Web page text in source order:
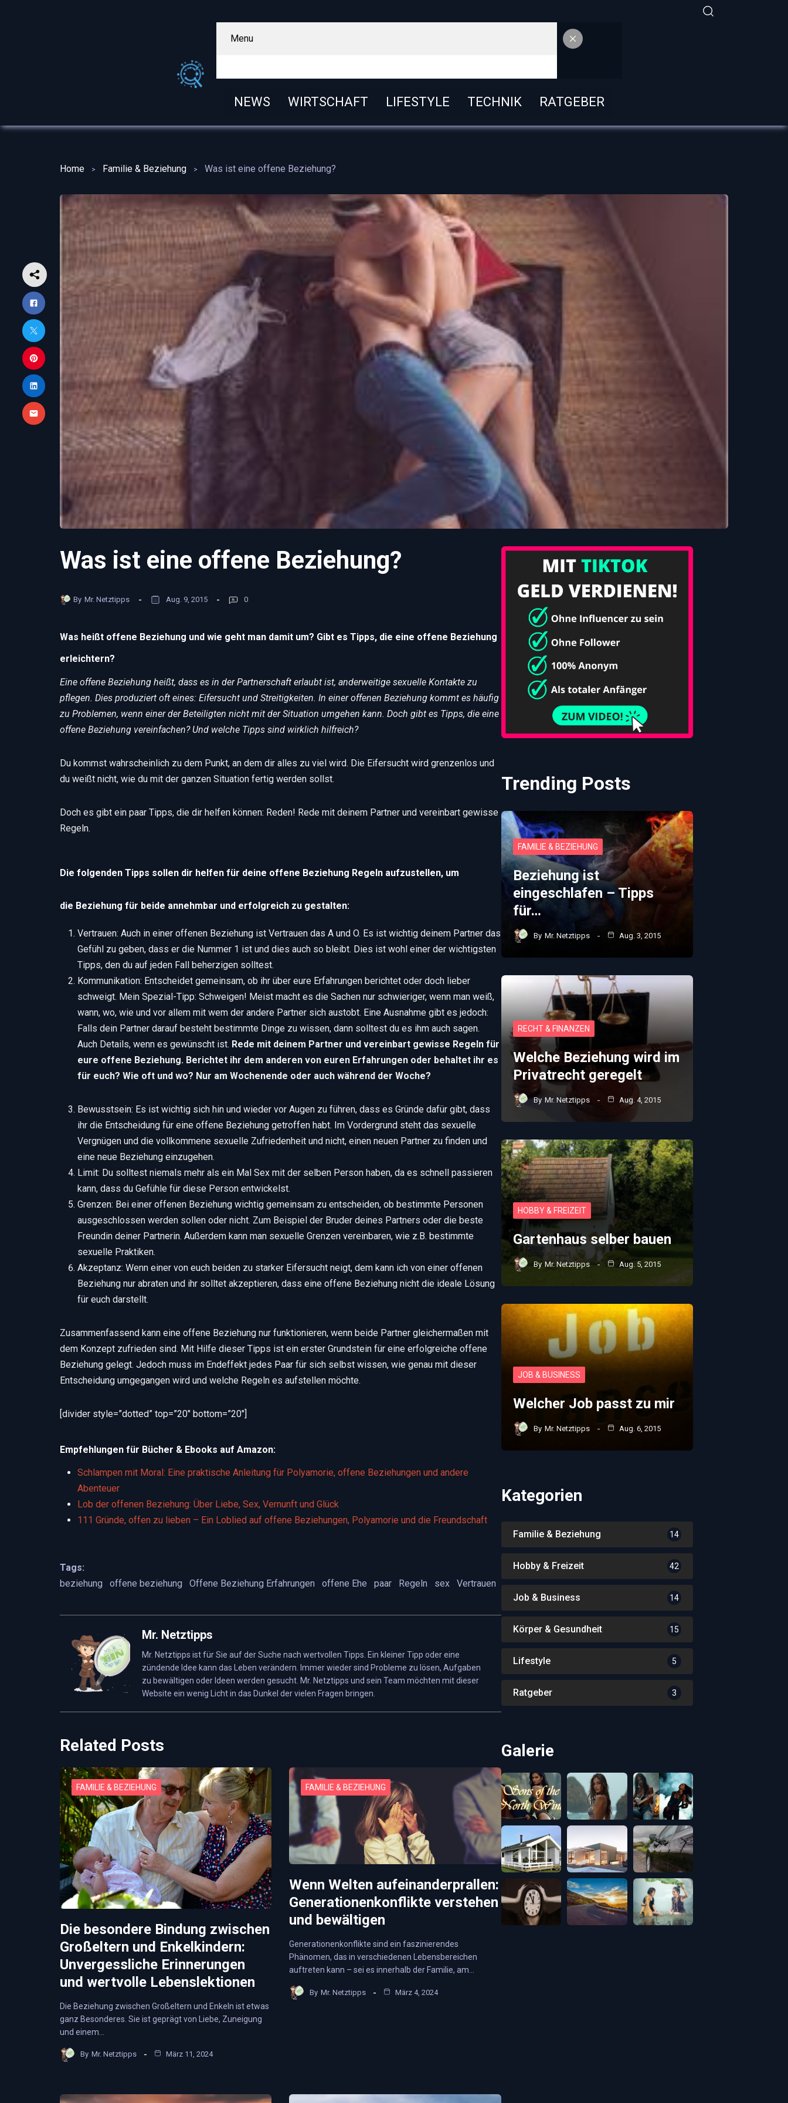
Menu
NEWS WIRTSCHAFT LIFESTYLE TECHNIK RATGEBER
Home Familie & Beziehung Was ist eine offene Beziehung?
Was ist eine offene Beziehung?
By Mr. Netztipps Aug. 9, 2015 0
Was heißt offene Beziehung und wie geht man damit um? Gibt es Tipps, die eine offene Beziehung
erleichtern?
Eine offene Beziehung heißt, dass es in der Partnerschaft erlaubt ist, anderweitige sexuelle Kontakte zu
pflegen. Dies produziert oft eines: Eifersucht und Streitigkeiten. In einer offenen Beziehung kommt es häufig
zu Problemen, wenn einer der Beteiligten nicht mit der Situation umgehen kann. Doch gibt es Tipps, die eine
offene Beziehung vereinfachen? Und welche Tipps sind wirklich hilfreich?
Du kommst wahrscheinlich zu dem Punkt, an dem dir alles zu viel wird. Die Eifersucht wird grenzenlos und
du weißt nicht, wie du mit der ganzen Situation fertig werden sollst.
Doch es gibt ein paar Tipps, die dir helfen können: Reden! Rede mit deinem Partner und vereinbart gewisse
Regeln.
Die folgenden Tipps sollen dir helfen für deine offene Beziehung Regeln aufzustellen, um
die Beziehung für beide annehmbar und erfolgreich zu gestalten:
Vertrauen: Auch in einer offenen Beziehung ist Vertrauen das A und O. Es ist wichtig deinem Partner das
Gefühl zu geben, dass er die Nummer 1 ist und dies auch so bleibt. Dies ist wohl einer der wichtigsten
Tipps, den du auf jeden Fall beherzigen solltest.
Kommunikation: Entscheidet gemeinsam, ob ihr über eure Erfahrungen berichtet oder doch lieber
schweigt. Mein Spezial-Tipp: Schweigen! Meist macht es die Sachen nur schwieriger, wenn man weiß,
wann, wo, wie und vor allem mit wem der andere Partner sich austobt. Eine Ausnahme gibt es jedoch:
Falls dein Partner darauf besteht bestimmte Dinge zu wissen, dann solltest du es ihm auch sagen.
Auch Details, wenn es gewünscht ist. Rede mit deinem Partner und vereinbart gewisse Regeln für
eure offene Beziehung. Berichtet ihr dem anderen von euren Erfahrungen oder behaltet ihr es
für euch? Wie oft und wo? Nur am Wochenende oder auch während der Woche?
Bewusstsein: Es ist wichtig sich hin und wieder vor Augen zu führen, dass es Gründe dafür gibt, dass
ihr die Entscheidung für eine offene Beziehung getroffen habt. Im Vordergrund steht das sexuelle
Vergnügen und die vollkommene sexuelle Zufriedenheit und nicht, einen neuen Partner zu finden und
eine neue Beziehung einzugehen.
Limit: Du solltest niemals mehr als ein Mal Sex mit der selben Person haben, da es schnell passieren
kann, dass du Gefühle für diese Person entwickelst.
Grenzen: Bei einer offenen Beziehung wichtig gemeinsam zu entscheiden, ob bestimmte Personen
ausgeschlossen werden sollen oder nicht. Zum Beispiel der Bruder deines Partners oder die beste
Freundin deiner Partnerin. Außerdem kann man sexuelle Grenzen vereinbaren, wie z.B. bestimmte
sexuelle Praktiken.
Akzeptanz: Wenn einer von euch beiden zu starker Eifersucht neigt, dem kann ich von einer offenen
Beziehung nur abraten und ihr solltet akzeptieren, dass eine offene Beziehung nicht die ideale Lösung
für euch darstellt.
Zusammenfassend kann eine offene Beziehung nur funktionieren, wenn beide Partner gleichermaßen mit
dem Konzept zufrieden sind. Mit Hilfe dieser Tipps ist ein erster Grundstein für eine erfolgreiche offene
Beziehung gelegt. Jedoch muss im Endeffekt jedes Paar für sich selbst wissen, wie genau mit dieser
Entscheidung umgegangen wird und welche Regeln es aufstellen möchte.
[divider style=”dotted” top=”20″ bottom=”20″]
Empfehlungen für Bücher & Ebooks auf Amazon:
Schlampen mit Moral: Eine praktische Anleitung für Polyamorie, offene Beziehungen und andere
Abenteuer
Lob der offenen Beziehung: Über Liebe, Sex, Vernunft und Glück
111 Gründe, offen zu lieben – Ein Loblied auf offene Beziehungen, Polyamorie und die Freundschaft
Tags:
beziehung
offene beziehung Offene Beziehung Erfahrungen offene Ehe paar Regeln sex Vertrauen
Mr. Netztipps
Mr. Netztipps ist für Sie auf der Suche nach wertvollen Tipps. Ein kleiner Tipp oder eine
zündende Idee kann das Leben verändern. Immer wieder sind Probleme zu lösen, Aufgaben
zu bewältigen oder Ideen werden gesucht. Mr. Netztipps und sein Team möchten mit dieser
Website ein wenig Licht in das Dunkel der vielen Fragen bringen.
Related Posts
FAMILIE & BEZIEHUNG
Die besondere Bindung zwischen
Großeltern und Enkelkindern:
Unvergessliche Erinnerungen
und wertvolle Lebenslektionen
Die Beziehung zwischen Großeltern und Enkeln ist etwas
ganz Besonderes. Sie ist geprägt von Liebe, Zuneigung
und einem…
By Mr. Netztipps März 11, 2024
FAMILIE & BEZIEHUNG
Wenn Welten aufeinanderprallen:
Generationenkonflikte verstehen
und bewältigen
Generationenkonflikte sind ein faszinierendes
Phänomen, das in verschiedenen Lebensbereichen
auftreten kann – sei es innerhalb der Familie, am…
By Mr. Netztipps März 4, 2024
Trending Posts
FAMILIE & BEZIEHUNG
Beziehung ist
eingeschlafen – Tipps
für…
By Mr. Netztipps Aug. 3, 2015
RECHT & FINANZEN
Welche Beziehung wird im
Privatrecht geregelt
By Mr. Netztipps Aug. 4, 2015
HOBBY & FREIZEIT
Gartenhaus selber bauen
By Mr. Netztipps Aug. 5, 2015
JOB & BUSINESS
Welcher Job passt zu mir
By Mr. Netztipps Aug. 6, 2015
Kategorien
Familie & Beziehung 14
Hobby & Freizeit 42
Job & Business 14
Körper & Gesundheit 15
Lifestyle 5
Ratgeber 3
Galerie